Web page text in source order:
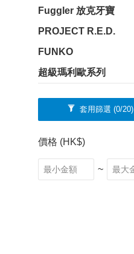
Fuggler 放克牙寶
PROJECT R.E.D.
FUNKO
超級瑪利歐系列
套用篩選 (0/20)
價格 (HK$)
~